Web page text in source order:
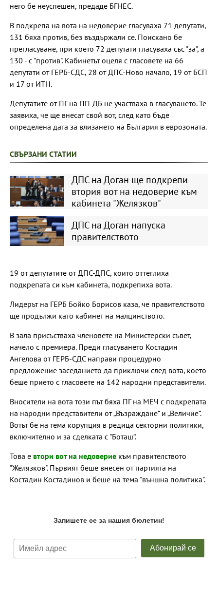
него бе неуспешен, предаде БГНЕС.
В подкрепа на вота на недоверие гласуваха 71 депутати,
131 бяха против, без въздържали се. Поискано бе
прегласуване, при което 72 депутати гласуваха със "за", а
130 - с "против". Кабинетът оцеля с гласовете на 66
депутати от ГЕРБ-СДС, 28 от ДПС-Ново начало, 19 от БСП
и 17 от ИТН.
Депутатите от ПГ на ПП-ДБ не участваха в гласуването. Те
заявиха, че ще внесат свой вот, след като бъде
определена дата за влизането на България в еврозоната.
СВЪРЗАНИ СТАТИИ
ДПС на Доган ще подкрепи
втория вот на недоверие към
кабинета "Желязков"
ДПС на Доган напуска
правителството
19 от депутатите от ДПС-ДПС, които оттеглиха
подкрепата си към кабинета, подкрепиха вота.
Лидерът на ГЕРБ Бойко Борисов каза, че правителството
ще продължи като кабинет на малцинството.
В зала присъстваха членовете на Министерски съвет,
начело с премиера. Преди гласуването Костадин
Ангелова от ГЕРБ-СДС направи процедурно
предложение заседанието да приключи след вота, което
беше прието с гласовете на 142 народни представители.
Вносители на вота този път бяха ПГ на МЕЧ с подкрепата
на народни представители от „Възраждане“ и „Величие“.
Вотът бе на тема корупция в редица секторни политики,
включително и за сделката с "Боташ“.
Това е втори вот на недоверие към правителството
"Желязков". Първият беше внесен от партията на
Костадин Костадинов и беше на тема "външна политика".